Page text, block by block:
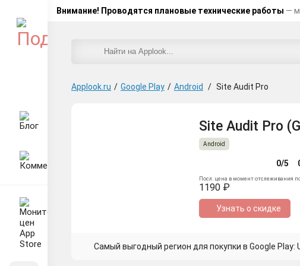
Внимание! Проводятся плановые технические работы —
Applook.ru / Google Play / Android / Site Audit Pro
Site Audit Pro
Android
0/5
Посл. цена в момент отслеживания
1190 ₽
Узнать о скидке
Самый выгодный регион для покупки в Google